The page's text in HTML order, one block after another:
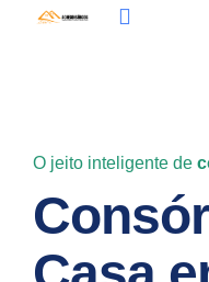
O jeito inteligente de